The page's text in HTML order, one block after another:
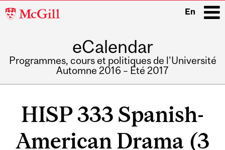
McGill
En
eCalendar
Programmes, cours et politiques de l'Université
Automne 2016 – Été 2017
HISP 333 Spanish-
American Drama (3